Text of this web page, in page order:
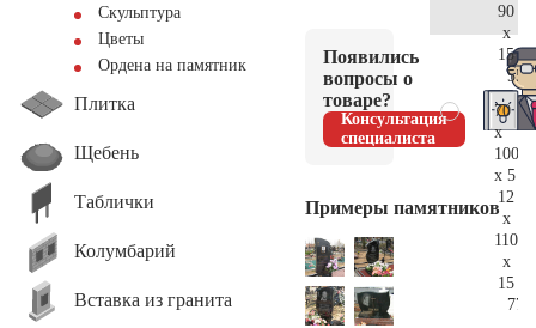
Скульптура
Цветы
Ордена на памятник
Плитка
Щебень
Таблички
Колумбарий
Вставка из гранита
Появились
вопросы о
товаре?
Консультация
специалиста
Примеры памятников
90
x
15
70
x
100
x 5
12
x
110
x
15